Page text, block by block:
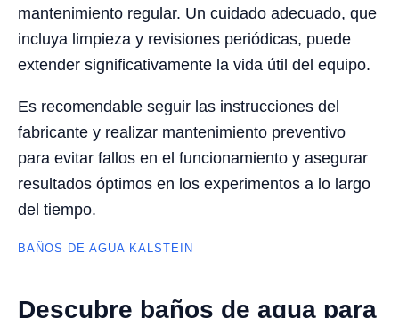
mantenimiento regular. Un cuidado adecuado, que
incluya limpieza y revisiones periódicas, puede
extender significativamente la vida útil del equipo.
Es recomendable seguir las instrucciones del
fabricante y realizar mantenimiento preventivo
para evitar fallos en el funcionamiento y asegurar
resultados óptimos en los experimentos a lo largo
del tiempo.
BAÑOS DE AGUA KALSTEIN
Descubre baños de agua para